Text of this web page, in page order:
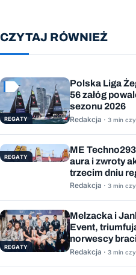
CZYTAJ RÓWNIEŻ
REGATY
Polska Liga
56 załóg
sezonu 2026
Redakcja · 3 min
REGATY
ME
aura i zwroty
trzecim dniu
Redakcja · 3 min
REGATY
Melzacka i
Event,
norwescy
Redakcja · 3 min